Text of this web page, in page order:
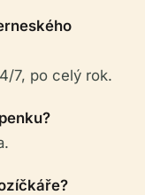
7, po celý rok.